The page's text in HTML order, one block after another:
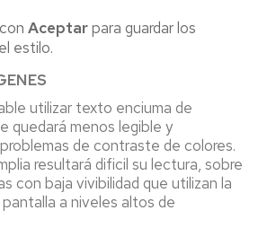
Aceptarpara guardar los
estilo.
utilizar texto enciuma de
quedará menos legible y
de contraste de colores.
resultará dificil su lectura, sobre
con baja vivibilidad que utilizan la
a niveles altos de